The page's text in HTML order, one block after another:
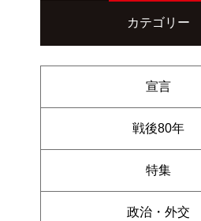
カテゴリー
宣言
戦後80年
特集
政治・外交